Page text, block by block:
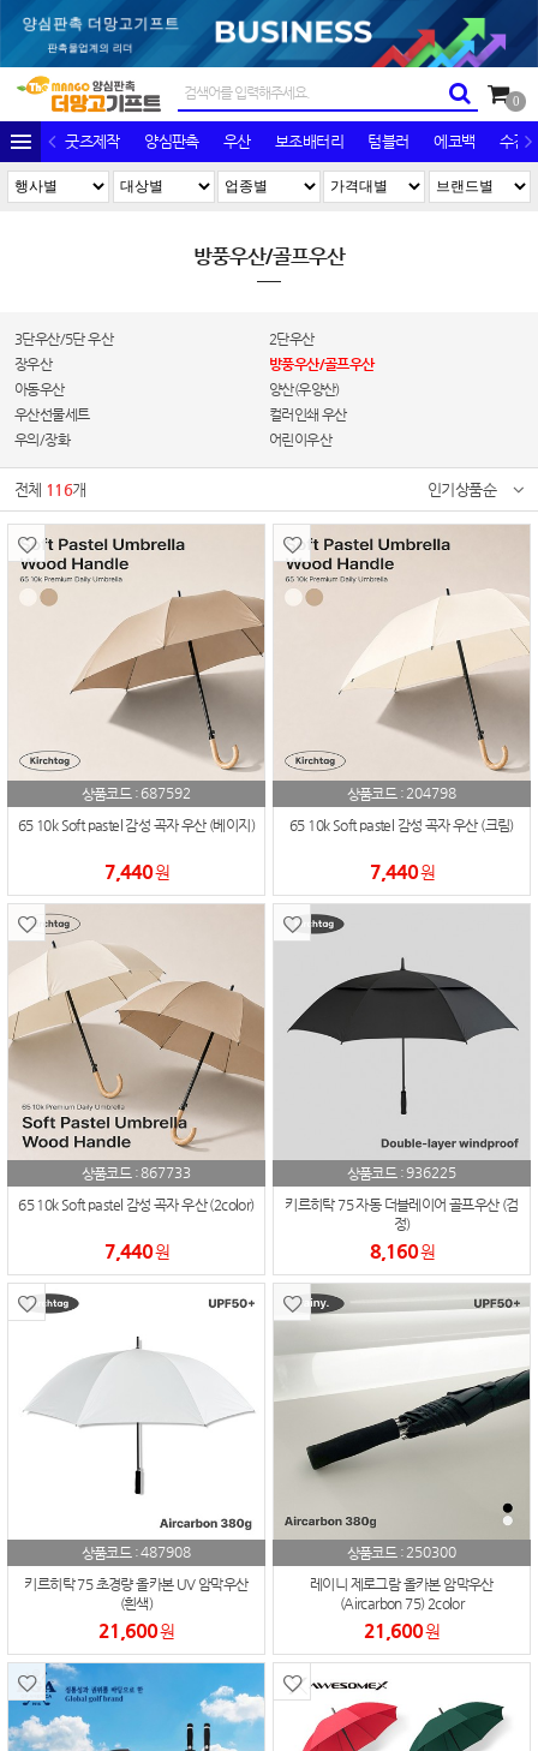
0
굿즈제작 양심판촉 우산 보조배터리 텀블러 에코백 수건/
방풍우산/골프우산
3단우산/5단 우산
2단우산
장우산
방풍우산/골프우산
아동우산
양산(우양산)
우산선물세트
컬러인쇄 우산
우의/장화
어린이우산
전체 116개 인기상품순
상품코드 : 687592
65 10k Soft pastel 감성 곡자 우산 (베이지)
7,440원
상품코드 :204798
65 10k Soft pastel 감성 곡자 우산 (크림)
7,440원
상품코드 :867733
65 10k Soft pastel 감성 곡자 우산 (2color)
7,440원
상품코드 :936225
키르히탁 75 자동 더블레이어 골프우산 (검
정)
8,160원
상품코드 :487908
키르히탁 75 초경량 올카본 UV 암막우산
(흰색)
21,600원
상품코드 :250300
레이니 제로그람 올카본 암막우산
(Aircarbon 75) 2color
21,600원